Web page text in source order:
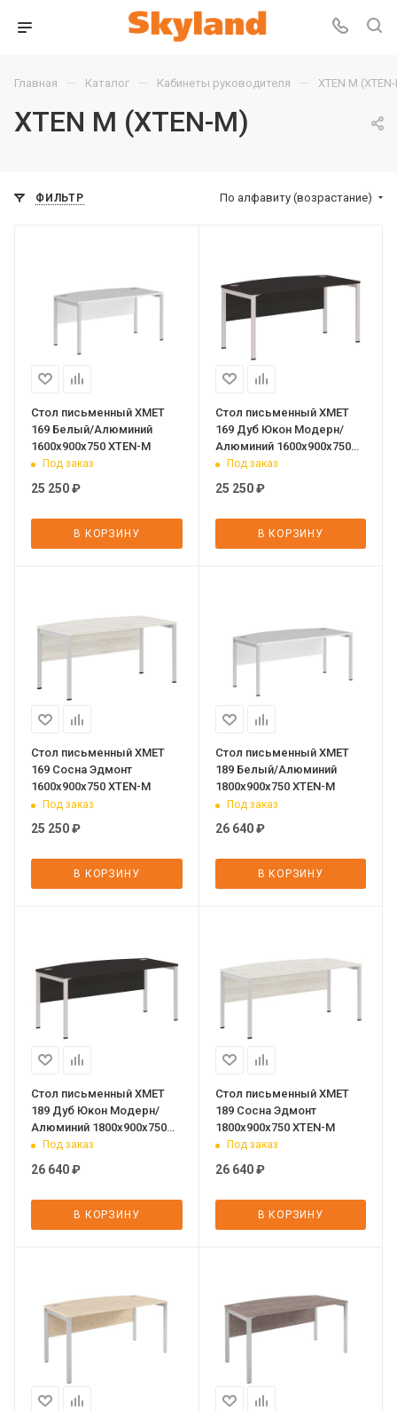
Главная — Каталог — Кабинеты руководителя — XTEN М
XTEN М (XTEN-M)
ФИЛЬТР По алфавиту (возрастание)
Стол письменный XMET
169 Белый/Алюминий
1600х900х750 XTEN-M
Под заказ
25 250₽
В КОРЗИНУ
Стол письменный XMET
169 Дуб Юкон Модерн/
Алюминий 1600х900х750
XTEN-M
Под заказ
25 250₽
В КОРЗИНУ
Стол письменный XMET
169 Сосна Эдмонт
1600х900х750 XTEN-M
Под заказ
25 250₽
В КОРЗИНУ
Стол письменный XMET
189 Белый/Алюминий
1800х900х750 XTEN-M
Под заказ
26 640₽
В КОРЗИНУ
Стол письменный XMET
189 Дуб Юкон Модерн/
Алюминий 1800х900х750
XTEN-M
Под заказ
26 640₽
В КОРЗИНУ
Стол письменный XMET
189 Сосна Эдмонт
1800х900х750 XTEN-M
Под заказ
26 640₽
В КОРЗИНУ